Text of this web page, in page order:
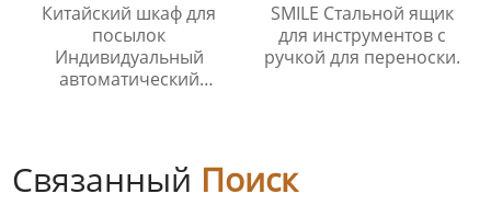
Китайский шкаф для
посылок
Индивидуальный
автоматический
SMILE Стальной ящик
для инструментов с
ручкой для переноски.
Связанный Поиск